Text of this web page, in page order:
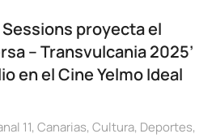
proyecta el
– Transvulcania 2025’
en el Cine Yelmo Ideal
11, Canarias, Cultura, Deportes,